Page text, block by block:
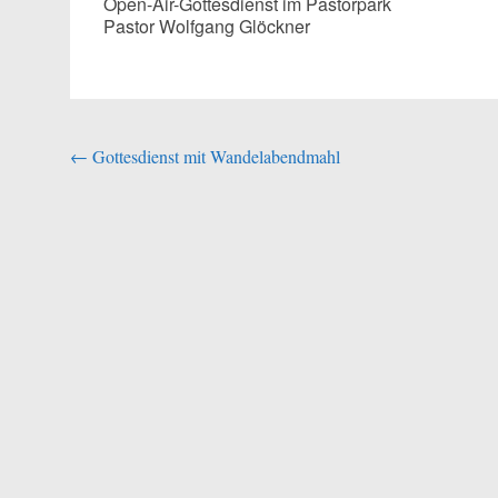
Pastor Wolfgang Glöckner
Beitragsnavigation
← Gottesdienst mit Wandelabendmahl